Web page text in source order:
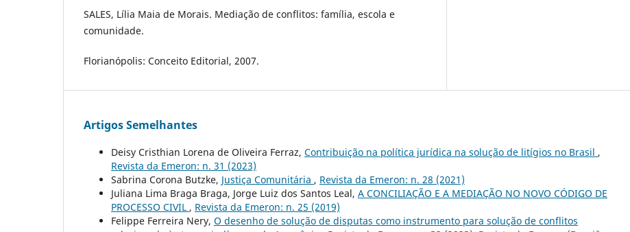
SALES, Lília Maia de Morais. Mediação de conflitos: família, escola e
comunidade.
Florianópolis: Conceito Editorial, 2007.
Artigos Semelhantes
Deisy Cristhian Lorena de Oliveira Ferraz, Contribuição na política jurídica na solução de litígios no Brasil ,
Revista da Emeron: n. 31 (2023)
Sabrina Corona Butzke, Justiça Comunitária , Revista da Emeron: n. 28 (2021)
Juliana Lima Braga Braga, Jorge Luiz dos Santos Leal, A CONCILIAÇÃO E A MEDIAÇÃO NO NOVO CÓDIGO DE
PROCESSO CIVIL , Revista da Emeron: n. 25 (2019)
Felippe Ferreira Nery, O desenho de solução de disputas como instrumento para solução de conflitos